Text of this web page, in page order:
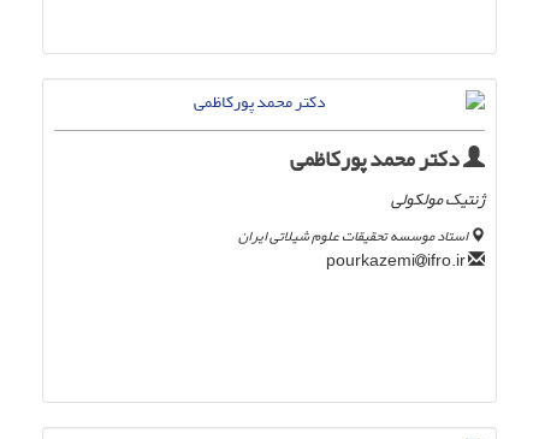
دکتر محمد پورکاظمی
ژنتیک مولکولی
استاد موسسه تحقیقات علوم شیلاتی ایران
ifro.ir